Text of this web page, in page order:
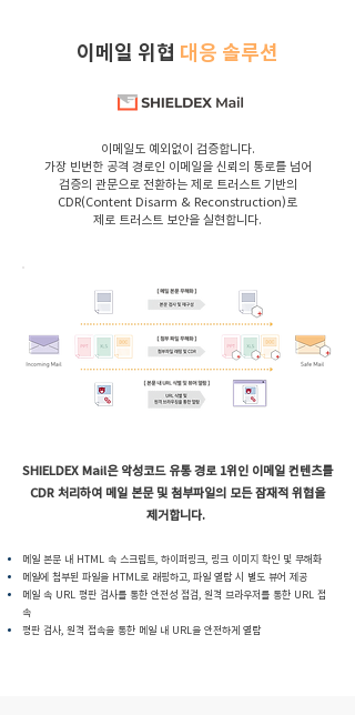
이메일 위협 대응 솔루션
이메일도 예외없이 검증합니다.
가장 빈번한 공격 경로인 이메일을 신뢰의 통로를 넘어
검증의 관문으로 전환하는 제로 트러스트 기반의
CDR(Content Disarm & Reconstruction)로
제로 트러스트 보안을 실현합니다.
SHIELDEX Mail은 악성코드 유통 경로 1위인 이메일 컨텐츠를
CDR 처리하여 메일 본문 및 첨부파일의 모든 잠재적 위협을
제거합니다.
메일 본문 내 HTML 속 스크립트, 하이퍼링크, 링크 이미지 확인 및 무해화
메일에 첨부된 파일을 HTML로 래핑하고, 파일 열람 시 별도 뷰어 제공
메일 속 URL 평판 검사를 통한 안전성 점검, 원격 브라우저를 통한 URL 접
속
평판 검사, 원격 접속을 통한 메일 내 URL을 안전하게 열람